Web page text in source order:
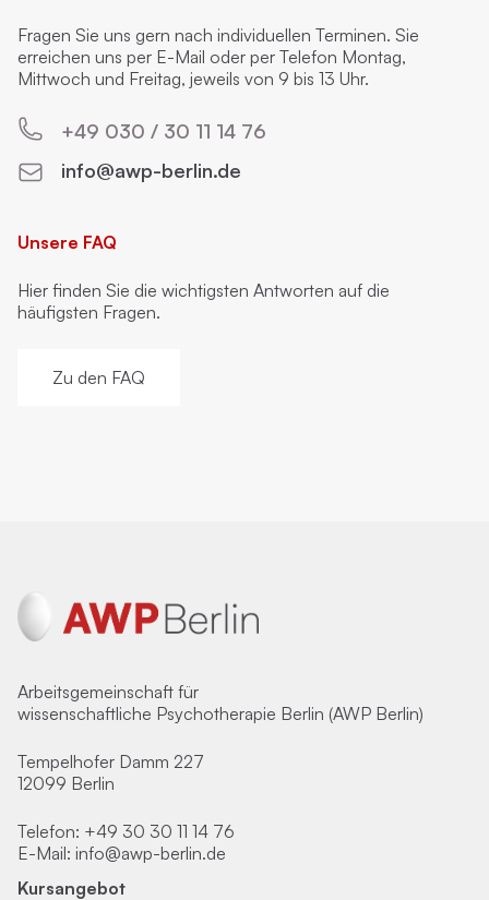
Fragen Sie uns gern nach individuellen Terminen. Sie
erreichen uns per E-Mail oder per Telefon Montag,
Mittwoch und Freitag, jeweils von 9 bis 13 Uhr.
+49 030 / 30 11 14 76
info@awp-berlin.de
Unsere FAQ
Hier finden Sie die wichtigsten Antworten auf die
häufigsten Fragen.
Zu den FAQ
Arbeitsgemeinschaft für
wissenschaftliche Psychotherapie Berlin (AWP Berlin)
Tempelhofer Damm 227
12099 Berlin
Telefon: +49 30 30 11 14 76
E-Mail: info@awp-berlin.de
Kursangebot